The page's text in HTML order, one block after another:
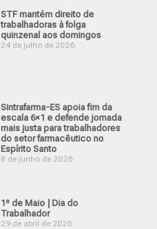
STF mantém direito de
trabalhadoras à folga
quinzenal aos domingos
24 de julho de 2026
Sintrafarma-ES apoia fim da
escala 6×1 e defende jornada
mais justa para trabalhadores
do setor farmacêutico no
Espírito Santo
8 de junho de 2026
1º de Maio | Dia do
Trabalhador
29 de abril de 2026